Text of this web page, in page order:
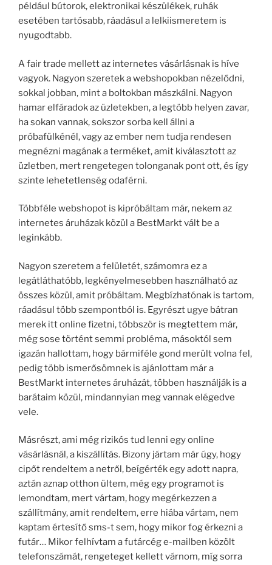
például bútorok, elektronikai készülékek, ruhák
esetében tartósabb, ráadásul a lelkiismeretem is
nyugodtabb.
A fair trade mellett az internetes vásárlásnak is híve
vagyok. Nagyon szeretek a webshopokban nézelődni,
sokkal jobban, mint a boltokban mászkálni. Nagyon
hamar elfáradok az üzletekben, a legtöbb helyen zavar,
ha sokan vannak, sokszor sorba kell állni a
próbafülkénél, vagy az ember nem tudja rendesen
megnézni magának a terméket, amit kiválasztott az
üzletben, mert rengetegen tolonganak pont ott, és így
szinte lehetetlenség odaférni.
Többféle webshopot is kipróbáltam már, nekem az
internetes áruházak közül a BestMarkt vált be a
leginkább.
Nagyon szeretem a felületét, számomra ez a
legátláthatóbb, legkényelmesebben használható az
összes közül, amit próbáltam. Megbízhatónak is tartom,
ráadásul több szempontból is. Egyrészt ugye bátran
merek itt online fizetni, többször is megtettem már,
még sose történt semmi probléma, másoktól sem
igazán hallottam, hogy bármiféle gond merült volna fel,
pedig több ismerősömnek is ajánlottam már a
BestMarkt internetes áruházát, többen használják is a
barátaim közül, mindannyian meg vannak elégedve
vele.
Másrészt, ami még rizikós tud lenni egy online
vásárlásnál, a kiszállítás. Bizony jártam már úgy, hogy
cipőt rendeltem a netről, beígérték egy adott napra,
aztán aznap otthon ültem, még egy programot is
lemondtam, mert vártam, hogy megérkezzen a
szállítmány, amit rendeltem, erre hiába vártam, nem
kaptam értesítő sms-t sem, hogy mikor fog érkezni a
futár… Mikor felhívtam a futárcég e-mailben közölt
telefonszámát, rengeteget kellett várnom, míg sorra